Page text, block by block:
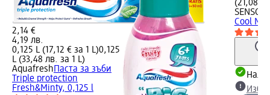
2,14 €
4,19 лв.
0,125 L (17,12 € за 1 L)0,125
L (33,48 лв. за 1 L)
Aquafresh Паста за зъби
Triple protection
Fresh&Minty, 0,125 l
(21,08
Cool